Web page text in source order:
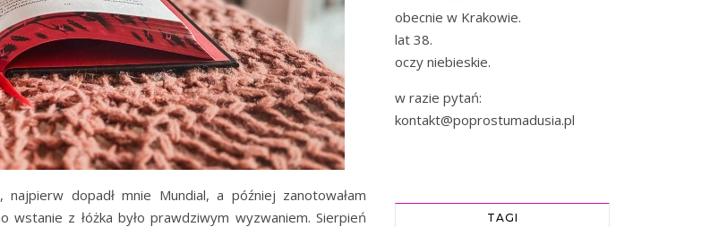
dopadł mnie Mundial, a później zanotowałam
z łóżka było prawdziwym wyzwaniem. Sierpień
obecnie w Krakowie.
lat 38.
oczy niebieskie.
w razie pytań:
kontakt@poprostumadusia.pl
TAGI